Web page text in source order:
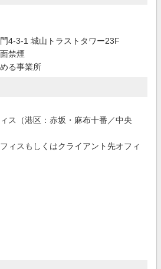
4-3-1 城山トラストタワー23F
禁煙
る事業所
ス（港区：赤坂・麻布十番／中央
ィスもしくはクライアント先オフィ